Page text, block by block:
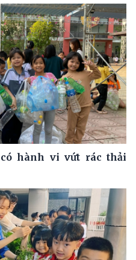
hành vi vứt rác thải